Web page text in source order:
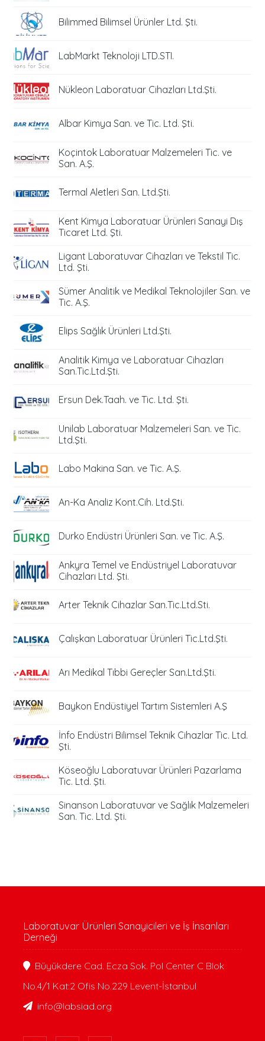
Bilimmed Bilimsel Ürünler Ltd. Şti.
LabMarkt Teknoloji LTD.STI.
Nükleon Laboratuar Cihazları Ltd.Şti.
Albar Kimya San. ve Tic. Ltd. Şti.
Koçintok Laboratuar Malzemeleri Tic. ve
San. A.Ş.
Termal Aletleri San. Ltd.Şti.
Kent Kimya Laboratuar Ürünleri Sanayi Dış
Ticaret Ltd. Şti.
Ligant Laboratuvar Cihazları ve Tekstil Tic.
Ltd. Şti.
Sümer Analitik ve Medikal Teknolojiler San. ve
Tic. A.Ş.
Elips Sağlık Ürünleri Ltd.Şti.
Analitik Kimya ve Laboratuar Cihazları
San.Tic.Ltd.Şti.
Ersun Dek.Taah. ve Tic. Ltd. Şti.
Unilab Laboratuar Malzemeleri San. ve Tic.
Ltd.Şti.
Labo Makina San. ve Tic. A.Ş.
An-Ka Analiz Kont.Cih. Ltd.Şti.
Durko Endüstri Ürünleri San. ve Tic. A.Ş.
Ankyra Temel ve Endüstriyel Laboratuvar
Cihazları Ltd. Şti.
Arter Teknik Cihazlar San.Tic.Ltd.Sti.
Çalışkan Laboratuar Ürünleri Tic.Ltd.Şti.
Arı Medikal Tıbbi Gereçler San.Ltd.Şti.
Baykon Endüstiyel Tartım Sistemleri A.Ş
İnfo Endüstri Bilimsel Teknik Cihazlar Tic. Ltd.
Şti.
Köseoğlu Laboratuvar Ürünleri Pazarlama
Tic. Ltd. Şti.
Sinanson Laboratuvar ve Sağlık Malzemeleri
San. Tic. Ltd. Şti.
Laboratuvar Ürünleri Sanayicileri ve İş İnsanları
Derneği
Büyükdere Cad. Ecza Sok. Pol Center C Blok
No.4/1 Kat:2 Ofis No.229 Levent-İstanbul
info@labsiad.org